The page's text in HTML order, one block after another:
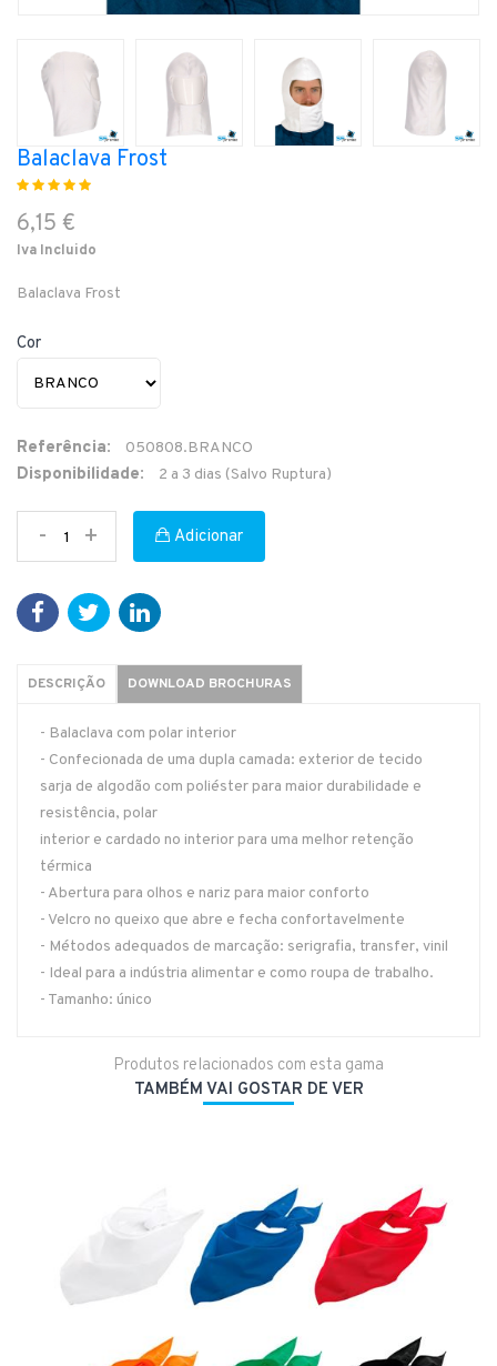
Balaclava Frost
6,15 €
Iva Incluido
Balaclava Frost
Cor
Referência: 050808.BRANCO
Disponibilidade: 2 a 3 dias (Salvo Ruptura)
- + Adicionar
DESCRIÇÃO DOWNLOAD BROCHURAS
- Balaclava com polar interior
- Confecionada de uma dupla camada: exterior de tecido
sarja de algodão com poliéster para maior durabilidade e
resistência, polar
interior e cardado no interior para uma melhor retenção
térmica
- Abertura para olhos e nariz para maior conforto
- Velcro no queixo que abre e fecha confortavelmente
- Métodos adequados de marcação: serigrafia, transfer, vinil
- Ideal para a indústria alimentar e como roupa de trabalho.
- Tamanho: único
Produtos relacionados com esta gama
TAMBÉM VAI GOSTAR DE VER